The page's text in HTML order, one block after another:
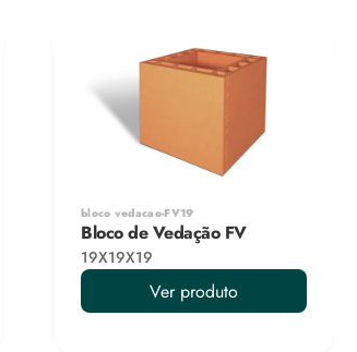
bloco vedacao-FV19
Bloco de Vedação FV
19X19X19
Ver produto